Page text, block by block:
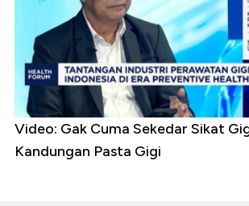
Video: Gak Cuma Sekedar Sikat
Kandungan Pasta Gigi